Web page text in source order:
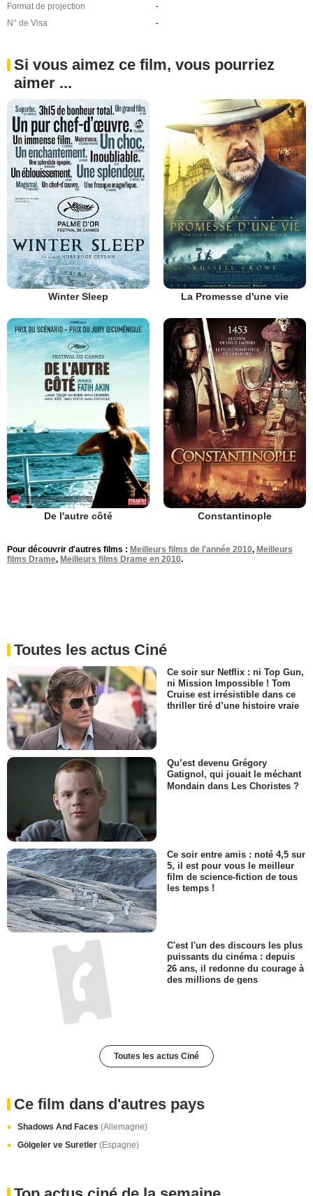
Format de projection
-
N° de Visa
-
Si vous aimez ce film, vous pourriez
aimer ...
Winter Sleep La Promesse d'une vie
De l'autre côté Constantinople
Pour découvrir d'autres films : Meilleurs films de l'année 2010, Meilleurs
films Drame, Meilleurs films Drame en 2010.
Toutes les actus Ciné
Ce soir sur Netflix : ni Top Gun,
ni Mission Impossible ! Tom
Cruise est irrésistible dans ce
thriller tiré d’une histoire vraie
Qu’est devenu Grégory
Gatignol, qui jouait le méchant
Mondain dans Les Choristes ?
Ce soir entre amis : noté 4,5 sur
5, il est pour vous le meilleur
film de science-fiction de tous
les temps !
C'est l'un des discours les plus
puissants du cinéma : depuis
26 ans, il redonne du courage à
des millions de gens
Toutes les actus Ciné
Ce film dans d'autres pays
Shadows And Faces (Allemagne)
Gölgeler ve Suretler (Espagne)